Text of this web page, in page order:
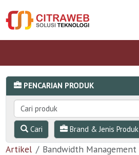
PENCARIAN PRODUK
Cari Brand & Jenis Produk
Artikel Bandwidth Management